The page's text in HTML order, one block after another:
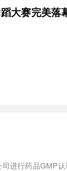
大赛完美落
进行药品GMP